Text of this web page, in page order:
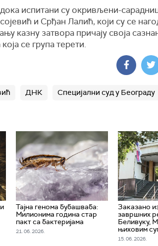
испитани су окривљени-
и Срђан Лалић, који су се
казну затвора причају своја
се група терети.
ДНК Специјални суд у Београду
Тајна генома бубашваба:
Милионима година стар
пакт са бактеријама
21. 06. 2026.
Заказано
завршних
Беливуку,
њиховим
15. 06. 2026.